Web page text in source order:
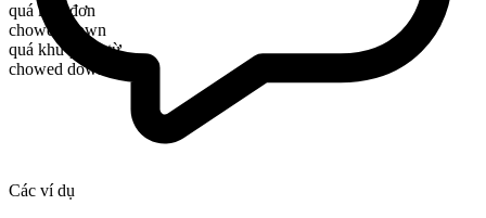
quá khứ đơn
chowed down
quá khứ phân từ
chowed down
Các ví dụ